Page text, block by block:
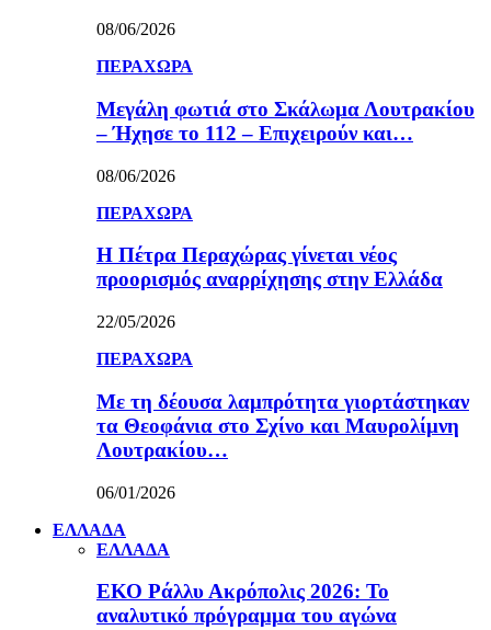
08/06/2026
ΠΕΡΑΧΩΡΑ
Μεγάλη φωτιά στο Σκάλωμα Λουτρακίου
– Ήχησε το 112 – Επιχειρούν και…
08/06/2026
ΠΕΡΑΧΩΡΑ
Η Πέτρα Περαχώρας γίνεται νέος
προορισμός αναρρίχησης στην Ελλάδα
22/05/2026
ΠΕΡΑΧΩΡΑ
Με τη δέουσα λαμπρότητα γιορτάστηκαν
τα Θεοφάνια στο Σχίνο και Μαυρολίμνη
Λουτρακίου…
06/01/2026
ΕΛΛΑΔΑ
ΕΛΛΑΔΑ
ΕΚΟ Ράλλυ Ακρόπολις 2026: Το
αναλυτικό πρόγραμμα του αγώνα